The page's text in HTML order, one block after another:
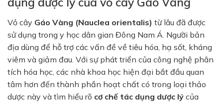
Vỏ cây Gáo Vàng (Nauclea orientalis) từ lâu đã được
sử dụng trong y học dân gian Đông Nam Á. Người bản
địa dùng để hỗ trợ các vấn đề về tiêu hóa, hạ sốt, kháng
viêm và giảm đau. Với sự phát triển của công nghệ phân
tích hóa học, các nhà khoa học hiện đại bắt đầu quan
tâm hơn đến thành phần hoạt chất có trong loại thảo
dược này và tìm hiểu rõ cơ chế tác dụng dược lý của